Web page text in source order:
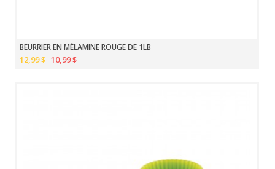
BEURRIER EN MÉLAMINE ROUGE DE 1LB
12,99 $ 10,99 $